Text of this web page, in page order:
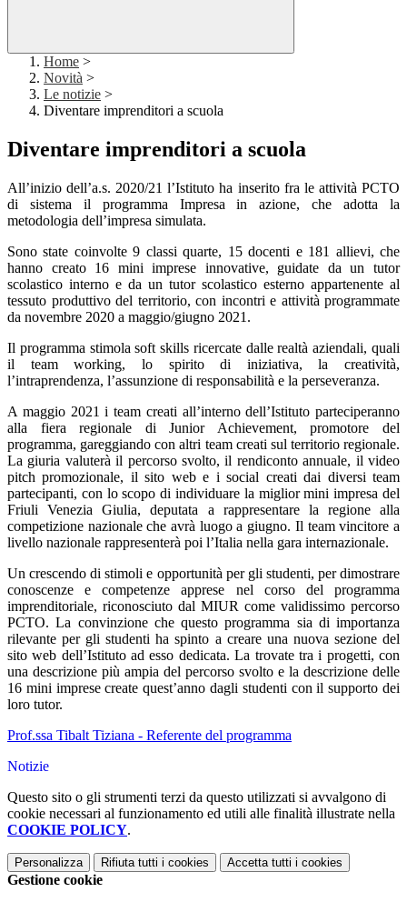
Home >
Novità >
Le notizie >
Diventare imprenditori a scuola
Diventare imprenditori a scuola
All’inizio dell’a.s. 2020/21 l’Istituto ha inserito fra le attività PCTO
di sistema il programma Impresa in azione, che adotta la
metodologia dell’impresa simulata.
Sono state coinvolte 9 classi quarte, 15 docenti e 181 allievi, che
hanno creato 16 mini imprese innovative, guidate da un tutor
scolastico interno e da un tutor scolastico esterno appartenente al
tessuto produttivo del territorio, con incontri e attività programmate
da novembre 2020 a maggio/giugno 2021.
Il programma stimola soft skills ricercate dalle realtà aziendali, quali
il team working, lo spirito di iniziativa, la creatività,
l’intraprendenza, l’assunzione di responsabilità e la perseveranza.
A maggio 2021 i team creati all’interno dell’Istituto parteciperanno
alla fiera regionale di Junior Achievement, promotore del
programma, gareggiando con altri team creati sul territorio regionale.
La giuria valuterà il percorso svolto, il rendiconto annuale, il video
pitch promozionale, il sito web e i social creati dai diversi team
partecipanti, con lo scopo di individuare la miglior mini impresa del
Friuli Venezia Giulia, deputata a rappresentare la regione alla
competizione nazionale che avrà luogo a giugno. Il team vincitore a
livello nazionale rappresenterà poi l’Italia nella gara internazionale.
Un crescendo di stimoli e opportunità per gli studenti, per dimostrare
conoscenze e competenze apprese nel corso del programma
imprenditoriale, riconosciuto dal MIUR come validissimo percorso
PCTO. La convinzione che questo programma sia di importanza
rilevante per gli studenti ha spinto a creare una nuova sezione del
sito web dell’Istituto ad esso dedicata. La trovate tra i progetti, con
una descrizione più ampia del percorso svolto e la descrizione delle
16 mini imprese create quest’anno dagli studenti con il supporto dei
loro tutor.
Prof.ssa Tibalt Tiziana - Referente del programma
Notizie
Questo sito o gli strumenti terzi da questo utilizzati si avvalgono di
cookie necessari al funzionamento ed utili alle finalità illustrate nella
COOKIE POLICY.
Personalizza Rifiuta tutti i cookies Accetta tutti i cookies
Gestione cookie